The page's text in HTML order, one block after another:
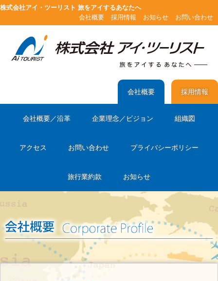
株式会社アイ・ツーリスト 旅をアイするあなたへ
会社概要
採用情報 お知らせ お問い合わせ
会社概要 採用情報
会社概要／沿革 企業理念／ビジョン 組織図
アクセス お問い合わせ プライバシーポリシー
旅行業約款 お知らせ